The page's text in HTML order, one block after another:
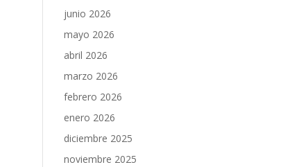
junio 2026
mayo 2026
abril 2026
marzo 2026
febrero 2026
enero 2026
diciembre 2025
noviembre 2025